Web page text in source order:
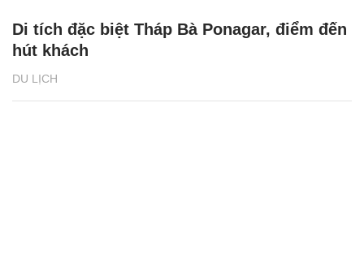
DU LỊCH
Di tích đặc biệt Tháp Bà Ponagar, điểm đến
hút khách